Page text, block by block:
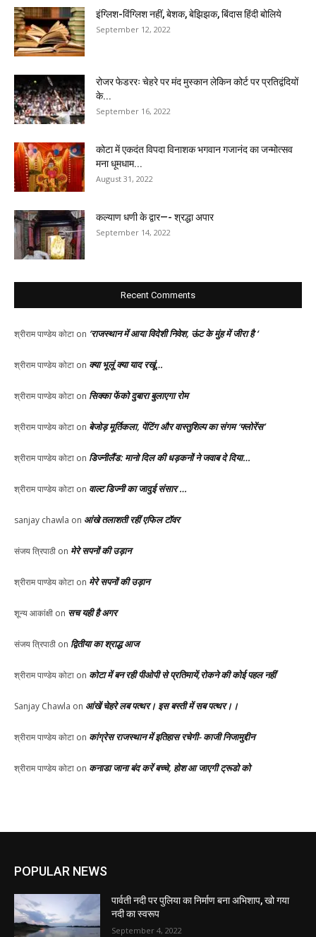
इंग्लिश-विंग्लिश नहीं, बेशक, बेझिझक, बिंदास हिंदी बोलिये
September 12, 2022
रोजर फेडररः चेहरे पर मंद मुस्कान लेकिन कोर्ट पर प्रतिद्वंदियों
के...
September 16, 2022
कोटा में एकदंत विपदा विनाशक भगवान गजानंद का जन्मोत्सव
मना धूमधाम...
August 31, 2022
कल्याण धणी के द्वार—- श्रद्धा अपार
September 14, 2022
Recent Comments
श्रीराम पाण्डेय कोटा on ‘राजस्थान में आया विदेशी निवेश, ऊंट के मुंह में जीरा है ‘
श्रीराम पाण्डेय कोटा on क्या भूलूं क्या याद रखूं…
श्रीराम पाण्डेय कोटा on सिक्का फेंको दुबारा बुलाएगा रोम
श्रीराम पाण्डेय कोटा on बेजोड़ मूर्तिकला, पेंटिंग और वास्तुशिल्प का संगम ‘फ्लोरेंस’
श्रीराम पाण्डेय कोटा on डिज्नीलैंड: मानो दिल की धड़कनों ने जवाब दे दिया…
श्रीराम पाण्डेय कोटा on वाल्ट डिज्नी का जादुई संसार …
sanjay chawla on आंखे तलाशती रहीं एफिल टॉवर
संजय त्रिपाठी on मेरे सपनों की उड़ान
श्रीराम पाण्डेय कोटा on मेरे सपनों की उड़ान
शून्य आकांक्षी on सच यही है अगर
संजय त्रिपाठी on द्वितीया का श्राद्ध आज
श्रीराम पाण्डेय कोटा on कोटा में बन रही पीओपी से प्रतिमायें,रोकने की कोई पहल नहीं
Sanjay Chawla on आंखें चेहरे लब पत्थर। इस बस्ती में सब पत्थर।।
श्रीराम पाण्डेय कोटा on कांग्रेस राजस्थान में इतिहास रचेगी- काजी निजामुद्दीन
श्रीराम पाण्डेय कोटा on कनाडा जाना बंद करें बच्चे, होश आ जाएगी ट्रूडो को
POPULAR NEWS
पार्वती नदी पर पुलिया का निर्माण बना अभिशाप, खो गया
नदी का स्वरूप
September 4, 2022